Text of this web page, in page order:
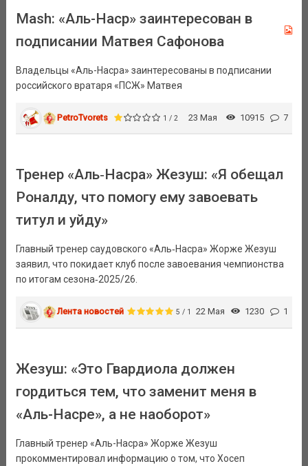
Mash: «Аль-Наср» заинтересован в
подписании Матвея Сафонова
Владельцы «Аль-Насра» заинтересованы в подписании
российского вратаря «ПСЖ» Матвея
PetroTvorets 1 / 2 23 Мая 10915 7
Тренер «Аль‑Насра» Жезуш: «Я обещал
Роналду, что помогу ему завоевать
титул и уйду»
Главный тренер саудовского «Аль‑Насра» Жорже Жезуш
заявил, что покидает клуб после завоевания чемпионства
по итогам сезона‑2025/26.
Лента новостей 5 / 1 22 Мая 1230 1
Жезуш: «Это Гвардиола должен
гордиться тем, что заменит меня в
«Аль-Насре», а не наоборот»
Главный тренер «Аль-Насра» Жорже Жезуш
прокомментировал информацию о том, что Хосеп